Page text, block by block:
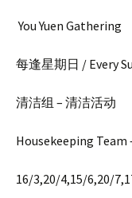
You Yuen Gathering
每逢星期日 / Every
清洁组 – 清洁活动
Housekeeping Team
16/3,20/4,15/6,20/